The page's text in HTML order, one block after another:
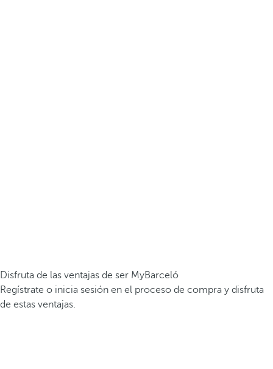
Disfruta de las ventajas de ser MyBarceló
Regístrate o inicia sesión en el proceso de compra y disfruta
de estas ventajas.